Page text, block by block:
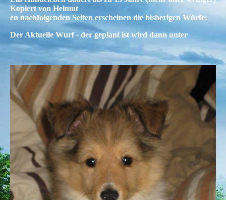
Kopiert von Helmut
en nachfolgenden Seiten erscheinen die bisherigen Würfe:
Der Aktuelle Wurf - der geplant ist wird dann unter